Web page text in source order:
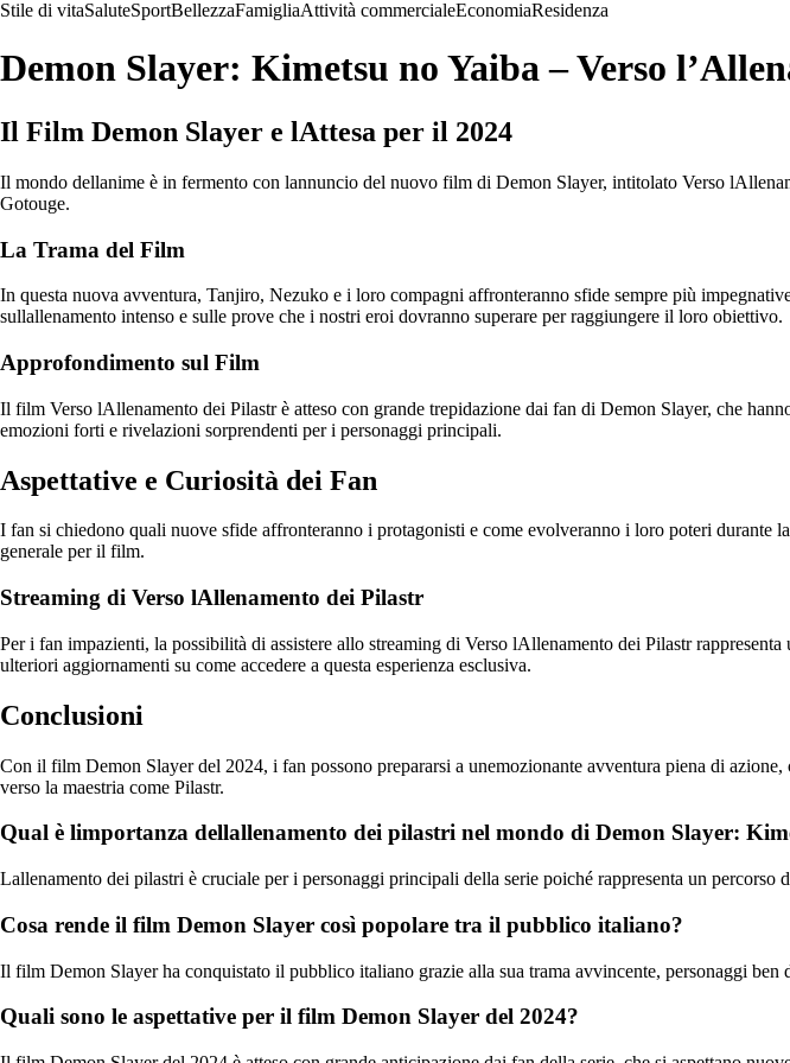
Stile di vitaSaluteSportBellezzaFamigliaAttività commercialeEconomiaResidenza
Demon Slayer: Kimetsu no Yaiba – Verso
Il Film Demon Slayer e lAttesa per il 2024
Il mondo dellanime è in fermento con lannuncio del nuovo film di Demon Slayer, intitolato Verso
Gotouge.
La Trama del Film
In questa nuova avventura, Tanjiro, Nezuko e i loro compagni affronteranno sfide sempre più
sullallenamento intenso e sulle prove che i nostri eroi dovranno superare per raggiungere il loro obiettivo.
Approfondimento sul Film
Il film Verso lAllenamento dei Pilastr è atteso con grande trepidazione dai fan di Demon Slayer, che
emozioni forti e rivelazioni sorprendenti per i personaggi principali.
Aspettative e Curiosità dei Fan
I fan si chiedono quali nuove sfide affronteranno i protagonisti e come evolveranno i loro poteri durante
generale per il film.
Streaming di Verso lAllenamento dei Pilastr
Per i fan impazienti, la possibilità di assistere allo streaming di Verso lAllenamento dei Pilastr
ulteriori aggiornamenti su come accedere a questa esperienza esclusiva.
Conclusioni
Con il film Demon Slayer del 2024, i fan possono prepararsi a unemozionante avventura piena di
verso la maestria come Pilastr.
Qual è limportanza dellallenamento dei pilastri nel mondo di Demon Slayer:
Lallenamento dei pilastri è cruciale per i personaggi principali della serie poiché rappresenta un
Cosa rende il film Demon Slayer così popolare tra il pubblico italiano?
Il film Demon Slayer ha conquistato il pubblico italiano grazie alla sua trama avvincente, personaggi
Quali sono le aspettative per il film Demon Slayer del 2024?